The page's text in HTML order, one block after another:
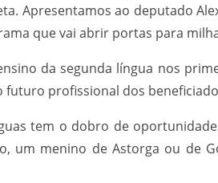
Apresentamos ao deputado
que vai abrir portas para
da segunda língua nos
profissional dos
tem o dobro de
um menino de Astorga ou de